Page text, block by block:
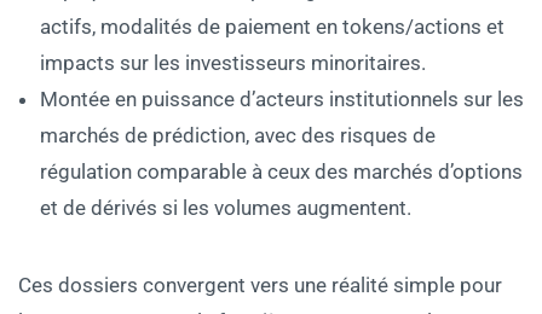
actifs, modalités de paiement en tokens/actions et
impacts sur les investisseurs minoritaires.
Montée en puissance d’acteurs institutionnels sur les
marchés de prédiction, avec des risques de
régulation comparable à ceux des marchés d’options
et de dérivés si les volumes augmentent.
Ces dossiers convergent vers une réalité simple pour